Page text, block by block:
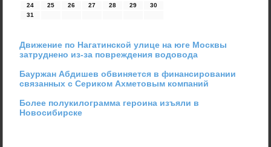
24
25 26 27 28 29
30
31
Движение по Нагатинской улице на юге Москвы
затруднено из-за повреждения водовода
Бауржан Абдишев обвиняется в финансировании
связанных с Сериком Ахметовым компаний
Более полукилограмма героина изъяли в
Новосибирске